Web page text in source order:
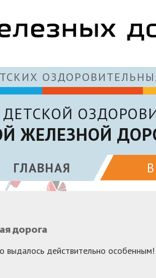
ЖЕЛЕЗНОЙ
ГЛАВНАЯ
дорога
выдалось действительно